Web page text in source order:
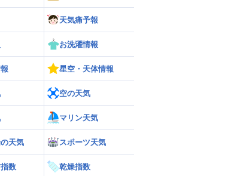
の雨雲レーダー天気痛予報
お洗濯情報
星空・天体情報
空の天気
マリン天気
天気 スポーツ天気
数 乾燥指数